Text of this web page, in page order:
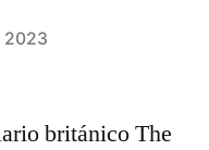
2023
británico The